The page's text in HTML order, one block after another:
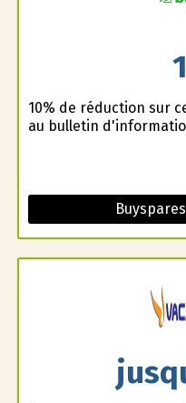
10% de réduction sur
au bulletin